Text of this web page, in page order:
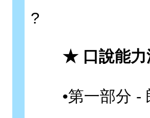
?
★ 口說能力測
•第一部分 -